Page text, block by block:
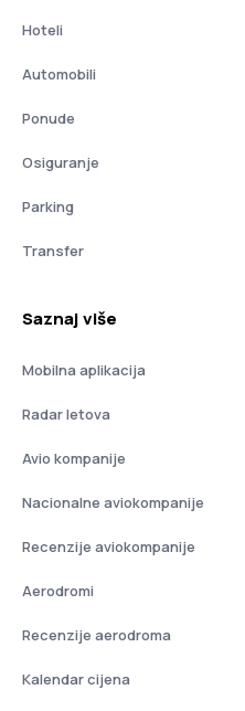
Hoteli
Automobili
Ponude
Osiguranje
Parking
Transfer
Saznaj više
Mobilna aplikacija
Radar letova
Avio kompanije
Nacionalne aviokompanije
Recenzije aviokompanije
Aerodromi
Recenzije aerodroma
Kalendar cijena